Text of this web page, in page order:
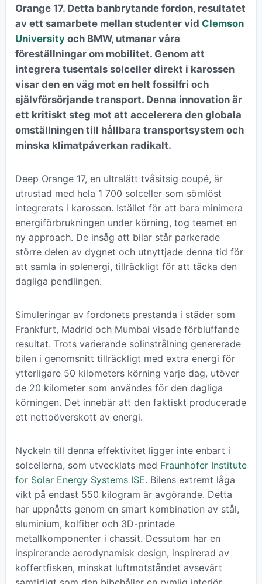
Orange 17. Detta banbrytande fordon, resultatet
av ett samarbete mellan studenter vid Clemson
Universityoch BMW, utmanar våra
föreställningar om mobilitet. Genom att
integrera tusentals solceller direkt i karossen
visar den en väg mot en helt fossilfri och
självförsörjande transport. Denna innovation är
ett kritiskt steg mot att accelerera den globala
omställningen till hållbara transportsystem och
minska klimatpåverkan radikalt.
Deep Orange 17, en ultralätt tvåsitsig coupé, är
utrustad med hela 1 700 solceller som sömlöst
integrerats i karossen. Istället för att bara minimera
energiförbrukningen under körning, tog teamet en
ny approach. De insåg att bilar står parkerade
större delen av dygnet och utnyttjade denna tid för
att samla in solenergi, tillräckligt för att täcka den
dagliga pendlingen.
Simuleringar av fordonets prestanda i städer som
Frankfurt, Madrid och Mumbai visade förbluffande
resultat. Trots varierande solinstrålning genererade
bilen i genomsnitt tillräckligt med extra energi för
ytterligare 50 kilometers körning varje dag, utöver
de 20 kilometer som användes för den dagliga
körningen. Det innebär att den faktiskt producerade
ett nettoöverskott av energi.
Nyckeln till denna effektivitet ligger inte enbart i
solcellerna, som utvecklats med Fraunhofer Institute
for Solar Energy Systems ISE. Bilens extremt låga
vikt på endast 550 kilogram är avgörande. Detta
har uppnåtts genom en smart kombination av stål,
aluminium, kolfiber och 3D-printade
metallkomponenter i chassit. Dessutom har en
inspirerande aerodynamisk design, inspirerad av
koffertfisken, minskat luftmotståndet avsevärt